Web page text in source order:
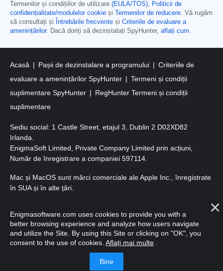
Termenilor și condițiilor de utilizare (EULA/TOS), Politicii de
confidențialitate/modulelor cookie și Termenilor de reducere. Vă rugăm
să consultați și
Întrebările frecvente și Criteriile de evaluare a
amenințărilor. Dacă doriți să dezinstalați SpyHunter, aflați cum.
Acasă Pașii de dezinstalare a programului
Criteriile de
evaluare a amenințărilor SpyHunter
Termeni și condiții
suplimentare SpyHunter
RegHunter Termeni și condiții
suplimentare
Sediu social: 1 Castle Street, etajul 3, Dublin 2 D02XD82
Irlanda.
EnigmaSoft Limited, Private Company Limited prin acțiuni,
Număr de înregistrare a companiei 597114.
Mac și MacOS sunt mărci comerciale ale Apple Inc., înregistrate
în SUA și în alte țări.
rezervate.
Enigmasoftware.com uses cookies to provide you with a
better browsing experience and analyze how users navigate
and utilize the Site. By using this Site or clicking on "OK", you
consent to the use of cookies. Aflați mai multe